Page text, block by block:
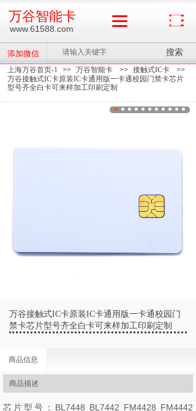
上海万谷首页-1 >> 万谷智能卡 >> 接触式IC卡
>>
万谷接触式IC卡原装IC卡通用版一卡通校园门禁卡芯片
型号齐全白卡可来样加工印刷定制
万谷接触式IC卡原装IC卡通用版一卡通校园门
禁卡芯片型号齐全白卡可来样加工印刷定制
商品信息
商品描述
芯片型号：BL7448 BL7442 FM4428 FM4442
添加微信 搜索
www.61588.com
万谷智能卡